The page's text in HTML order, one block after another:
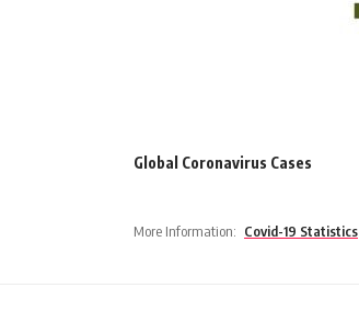
Global Coronavirus Cases
More Information: Covid-19 Statistics